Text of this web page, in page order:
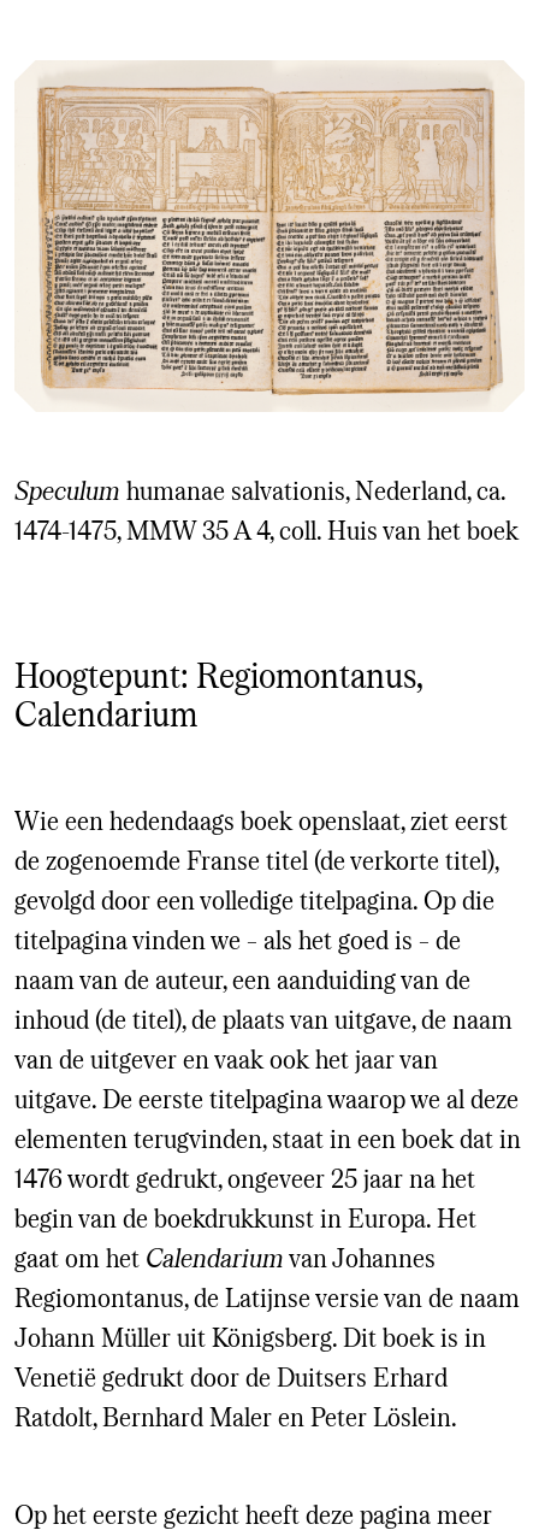
Speculum humanae salvationis, Nederland, ca.
1474-1475, MMW 35 A 4, coll. Huis van het boek
Hoogtepunt: Regiomontanus,
Calendarium
Wie een hedendaags boek openslaat, ziet eerst
de zogenoemde Franse titel (de verkorte titel),
gevolgd door een volledige titelpagina. Op die
titelpagina vinden we – als het goed is – de
naam van de auteur, een aanduiding van de
inhoud (de titel), de plaats van uitgave, de naam
van de uitgever en vaak ook het jaar van
uitgave. De eerste titelpagina waarop we al deze
elementen terugvinden, staat in een boek dat in
1476 wordt gedrukt, ongeveer 25 jaar na het
begin van de boekdrukkunst in Europa. Het
gaat om het Calendariumvan Johannes
Regiomontanus, de Latijnse versie van de naam
Johann Müller uit Königsberg. Dit boek is in
Venetië gedrukt door de Duitsers Erhard
Ratdolt, Bernhard Maler en Peter Löslein.
Op het eerste gezicht heeft deze pagina meer